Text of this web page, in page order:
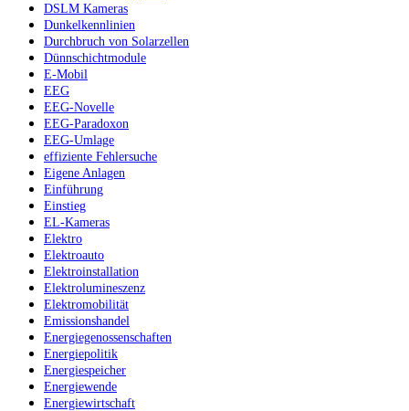
DSLM Kameras
Dunkelkennlinien
Durchbruch von Solarzellen
Dünnschichtmodule
E-Mobil
EEG
EEG-Novelle
EEG-Paradoxon
EEG-Umlage
effiziente Fehlersuche
Eigene Anlagen
Einführung
Einstieg
EL-Kameras
Elektro
Elektroauto
Elektroinstallation
Elektrolumineszenz
Elektromobilität
Emissionshandel
Energiegenossenschaften
Energiepolitik
Energiespeicher
Energiewende
Energiewirtschaft